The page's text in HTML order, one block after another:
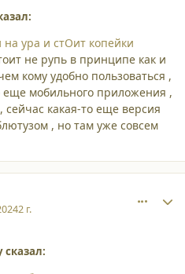
ура и стОит копейки
не рупь в принципе как и
кому удобно пользоваться ,
мобильного приложения ,
сейчас какая-то еще версия
, но там уже совсем
2 г.
сказал: